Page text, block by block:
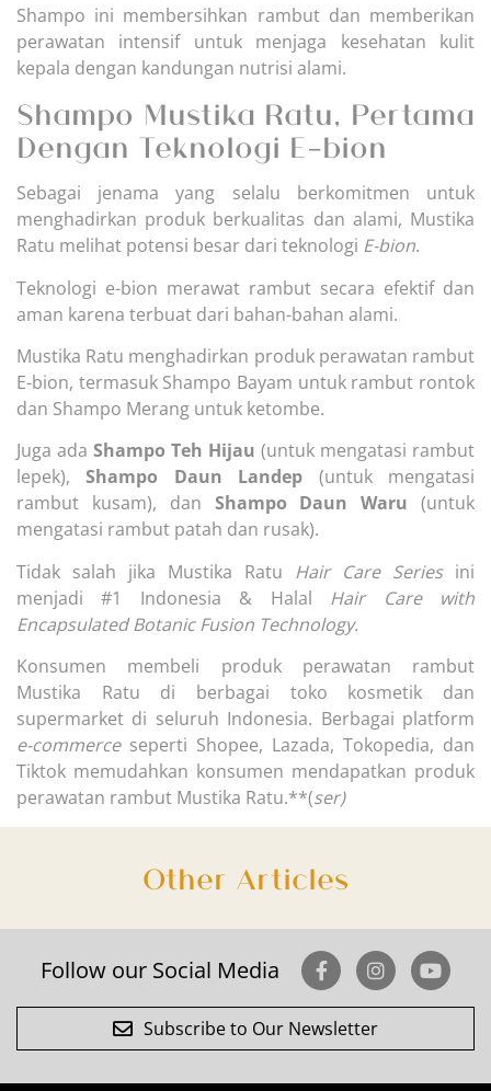
Shampo ini membersihkan rambut dan memberikan
perawatan intensif untuk menjaga kesehatan kulit
kepala dengan kandungan nutrisi alami.
Shampo Mustika Ratu, Pertama
Dengan Teknologi E-bion
Sebagai jenama yang selalu berkomitmen untuk
menghadirkan produk berkualitas dan alami, Mustika
Ratu melihat potensi besar dari teknologi E-bion.
Teknologi e-bion merawat rambut secara efektif dan
aman karena terbuat dari bahan-bahan alami.
Mustika Ratu menghadirkan produk perawatan rambut
E-bion, termasuk Shampo Bayam untuk rambut rontok
dan Shampo Merang untuk ketombe.
Juga ada Shampo Teh Hijau (untuk mengatasi rambut
lepek),Shampo Daun Landep (untuk mengatasi
rambut kusam), dan Shampo Daun Waru (untuk
mengatasi rambut patah dan rusak).
Tidak salah jika Mustika Ratu Hair Care Seriesini
menjadi #1 Indonesia & Halal Hair Care with
Encapsulated Botanic Fusion Technology.
Konsumen membeli produk perawatan rambut
Mustika Ratu di berbagai toko kosmetik dan
supermarket di seluruh Indonesia. Berbagai platform
e-commerceseperti Shopee, Lazada, Tokopedia, dan
Tiktok memudahkan konsumen mendapatkan produk
perawatan rambut Mustika Ratu.**(ser)
Other Articles
Follow our Social Media
Subscribe to Our Newsletter